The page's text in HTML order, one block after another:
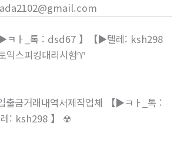
ㅋㅏ_톡 : dsd67 】【▶텔레: ksh298
익스피킹대리시험♈
출금거래내역서제작업체 【▶ㅋㅏ_톡 :
: ksh298 】 ☢